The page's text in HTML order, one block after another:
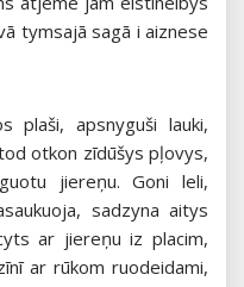
tymsajā sagā i aiznese
plaši, apsnyguši lauki,
otkon zīdūšys pļovys,
jiereņu. Goni leli,
sadzyna aitys
ar jiereņu iz placim,
ar rūkom ruodeidami,